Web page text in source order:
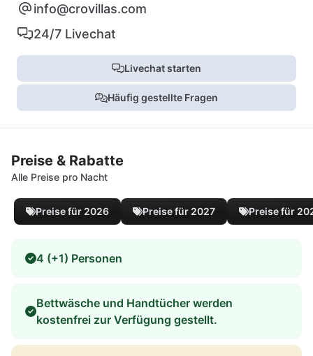
info@crovillas.com
24/7 Livechat
Livechat starten
Häufig gestellte Fragen
Preise & Rabatte
Alle Preise pro Nacht
Preise für 2026 Preise für 2027 Preise für
4 (+1) Personen
Bettwäsche und Handtücher werden
kostenfrei zur Verfügung gestellt.